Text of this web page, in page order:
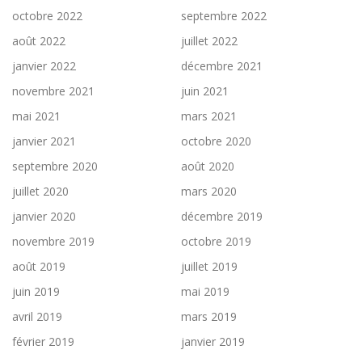
octobre 2022
septembre 2022
août 2022
juillet 2022
janvier 2022
décembre 2021
novembre 2021
juin 2021
mai 2021
mars 2021
janvier 2021
octobre 2020
septembre 2020
août 2020
juillet 2020
mars 2020
janvier 2020
décembre 2019
novembre 2019
octobre 2019
août 2019
juillet 2019
juin 2019
mai 2019
avril 2019
mars 2019
février 2019
janvier 2019